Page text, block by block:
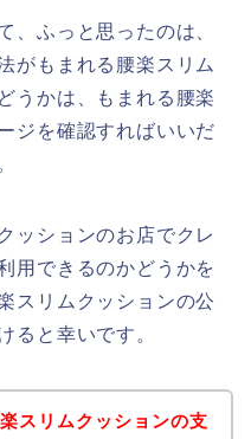
、ふっと思ったのは、
がもまれる腰楽スリム
うかは、もまれる腰楽
ジを確認すればいいだ
ッションのお店でクレ
用できるのかどうかを
スリムクッションの公
ると幸いです。
スリムクッションの支